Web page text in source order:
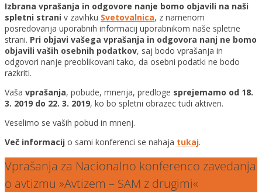
Izbrana vprašanja in odgovore nanje bomo objavili na naši
spletni strani v zavihku Svetovalnica, z namenom
posredovanja uporabnih informacij uporabnikom naše spletne
strani. Pri objavi vašega vprašanja in odgovora nanj ne bomo
objavili vaših osebnih podatkov, saj bodo vprašanja in
odgovori nanje preoblikovani tako, da osebni podatki ne bodo
razkriti.
Vaša vprašanja, pobude, mnenja, predloge sprejemamo od 18.
3. 2019 do 22. 3. 2019, ko bo spletni obrazec tudi aktiven.
Veselimo se vaših pobud in mnenj.
Več informacij o sami konferenci se nahaja tukaj.
Vprašanja za Nacionalno konferenco zavedanja
o avtizmu »Avtizem – SAM z drugimi«